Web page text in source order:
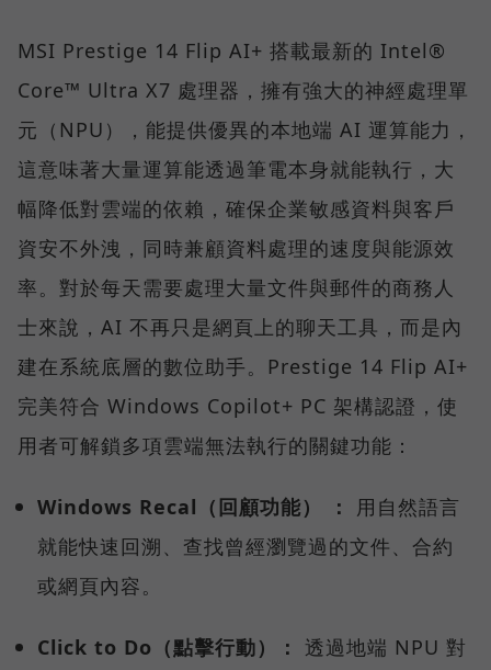
MSI Prestige 14 Flip AI+ 搭載最新的 Intel®
Core™ Ultra X7 處理器，擁有強大的神經處理單
元（NPU），能提供優異的本地端 AI 運算能力，
這意味著大量運算能透過筆電本身就能執行，大
幅降低對雲端的依賴，確保企業敏感資料與客戶
資安不外洩，同時兼顧資料處理的速度與能源效
率。對於每天需要處理大量文件與郵件的商務人
士來說，AI 不再只是網頁上的聊天工具，而是內
建在系統底層的數位助手。Prestige 14 Flip AI+
完美符合 Windows Copilot+ PC 架構認證，使
用者可解鎖多項雲端無法執行的關鍵功能：
Windows Recal（回顧功能） ：
用自然語言
就能快速回溯、查找曾經瀏覽過的文件、合約
或網頁內容。
Click to Do（點擊行動）： 透過地端 NPU 對